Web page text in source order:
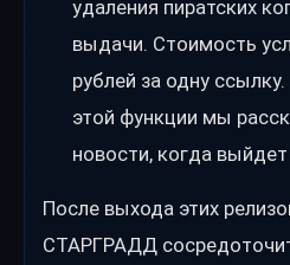
удаления пиратских
выдачи. Стоимость
рублей за одну
этой функции мы
новости, когда выйдет
После выхода этих
СТАРГРАДД